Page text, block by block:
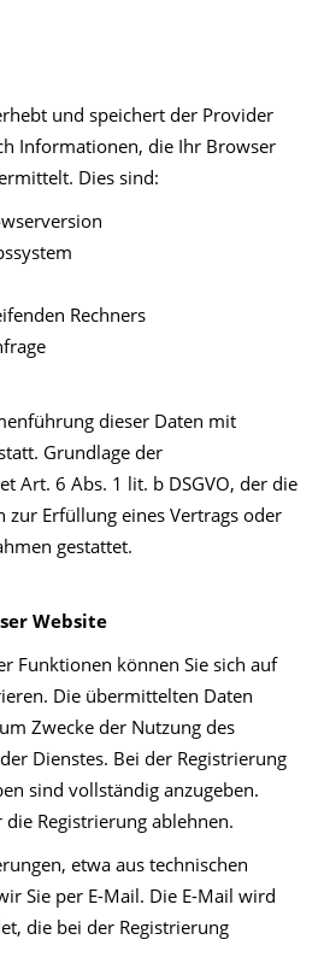
und speichert der Provider
Informationen, die Ihr Browser
Dies sind:
Rechners
dieser Daten mit
Grundlage der
Art. 6 Abs. 1 lit. b DSGVO, der die
zur Erfüllung eines Vertrags oder
gestattet.
Website
Funktionen können Sie sich auf
Die übermittelten Daten
Zwecke der Nutzung des
Dienstes. Bei der Registrierung
sind vollständig anzugeben.
Registrierung ablehnen.
etwa aus technischen
Sie per E-Mail. Die E-Mail wird
die bei der Registrierung